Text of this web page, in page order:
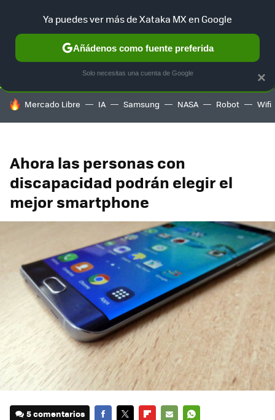
SELECCIÓN GAMING HOME AUTO TERRITORIO
HOY SE HABLA DE
Mercado Libre IA Samsung NASA Robot Wifi
Ahora las personas con
discapacidad podrán elegir el
mejor smartphone
5 comentarios
×
Ya puedes ver más de Xataka MX en Google
Añádenos como fuente preferida
Solo necesitas una cuenta de Google